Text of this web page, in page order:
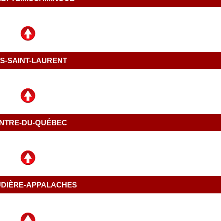
SAINT-LAURENT
DU-QUÉBEC
APPALACHES